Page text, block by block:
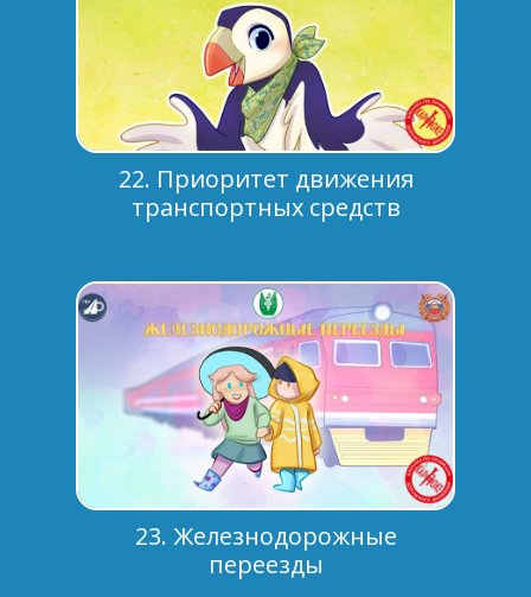
22. Приоритет движения
транспортных средств
23. Железнодорожные
переезды